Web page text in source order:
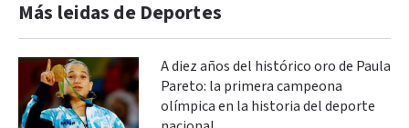
Más leidas de Deportes
A diez años del histórico oro de Paula
Pareto: la primera campeona
olímpica en la historia del deporte